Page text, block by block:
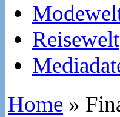
Reisewelt
Home »